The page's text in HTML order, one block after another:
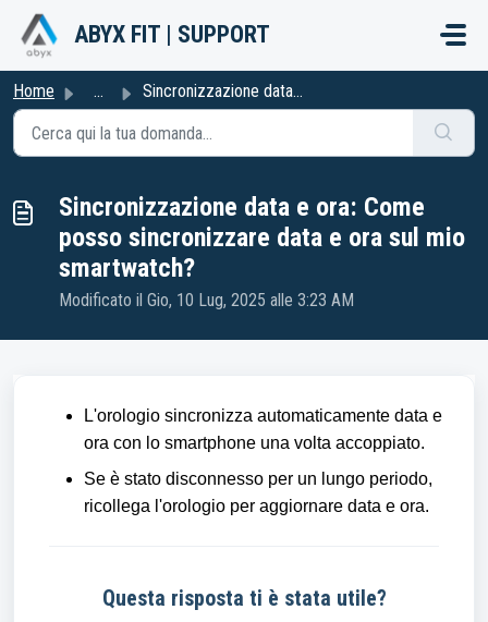
Salta al contenuto principale
ABYX FIT | SUPPORT
Home ... Sincronizzazione data e ora: Come posso sincronizzare dat...
Sincronizzazione data e ora: Come
posso sincronizzare data e ora sul mio
smartwatch?
Modificato il Gio, 10 Lug, 2025 alle 3:23 AM
L'orologio sincronizza automaticamente data e
ora con lo smartphone una volta accoppiato.
Se è stato disconnesso per un lungo periodo,
ricollega l'orologio per aggiornare data e ora.
Questa risposta ti è stata utile?